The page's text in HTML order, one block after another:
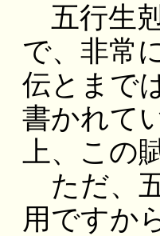
五行生
で、非常
伝とまで
書かれて
上、この
ただ、
用ですか